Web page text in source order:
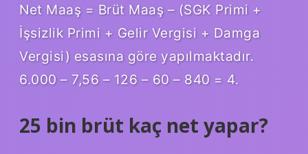
Net Maaş = Brüt Maaş – (SGK Primi +
İşsizlik Primi + Gelir Vergisi + Damga
Vergisi) esasına göre yapılmaktadır.
6.000 – 7,56 – 126 – 60 – 840 = 4.
25 bin brüt kaç net yapar?